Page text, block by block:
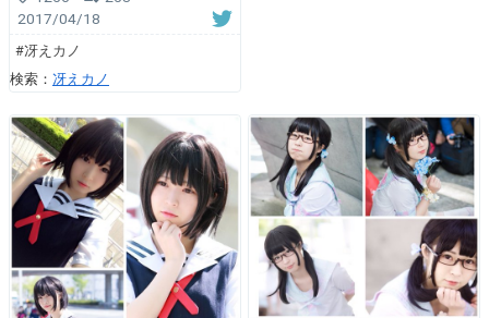
2017/04/18
#冴えカノ
検索： 冴えカノ